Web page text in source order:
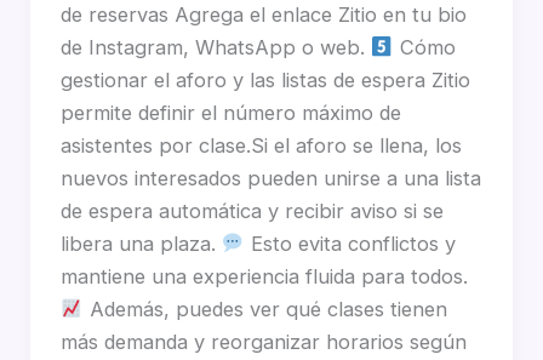
de reservas Agrega el enlace Zitio en tu bio
de Instagram, WhatsApp o web.
Cómo
gestionar el aforo y las listas de espera Zitio
permite definir el número máximo de
asistentes por clase.Si el aforo se llena, los
nuevos interesados pueden unirse a una lista
de espera automática y recibir aviso si se
libera una plaza.
Esto evita conflictos y
mantiene una experiencia fluida para todos.
Además, puedes ver qué clases tienen
más demanda y reorganizar horarios según